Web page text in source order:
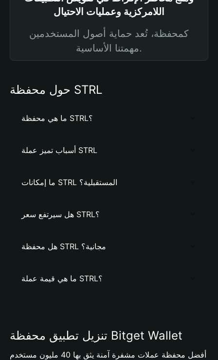
اللامركزية وعمليات الاحتيال
كمحفظة، تُعد حماية أصول المستخدمين
مهمتنا الأساسية.
حول محفظة STRL
ما هي محفظة STRL؟
أسباب تميز عملة STRL
ما إمكانات STRL المستقبلية؟
هل سيرتفع سعر STRL؟
هل محفظة STRL مجانية؟
ما هي قيمة عملة STRL؟
تنزيل تطبيق محفظة Bitget Wallet
أفضل محفظة عملات مشفرة آمنة يثق بها 40 مليون مستخدم